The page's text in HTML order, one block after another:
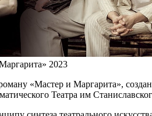
2023
«Мастер и Маргарита»,
Театра им